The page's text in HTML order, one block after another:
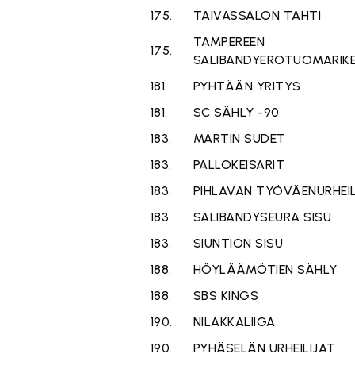
175. TAIVASSALON TAHTI
175.
TAMPEREEN
181.
PYHTÄÄN YRITYS
181.
SC SÄHLY -90
183.
MARTIN SUDET
183.
PALLOKEISARIT
183.
PIHLAVAN
183.
SALIBANDYSEURA SISU
183.
SIUNTION SISU
188.
HÖYLÄÄMÖTIEN SÄHLY
188.
SBS KINGS
190.
NILAKKALIIGA
190.
PYHÄSELÄN URHEILIJAT